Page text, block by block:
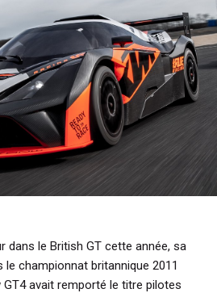
dans le British GT cette année, sa
le championnat britannique 2011
GT4 avait remporté le titre pilotes